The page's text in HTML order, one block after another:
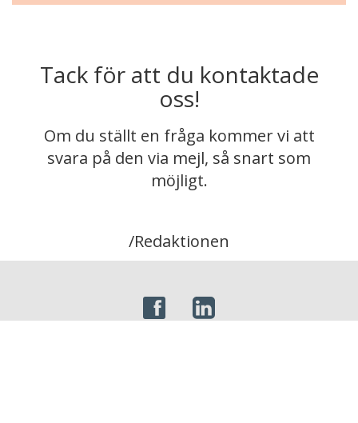
Tack för att du kontaktade
oss!
Om du ställt en fråga kommer vi att
svara på den via mejl, så snart som
möjligt.
/Redaktionen